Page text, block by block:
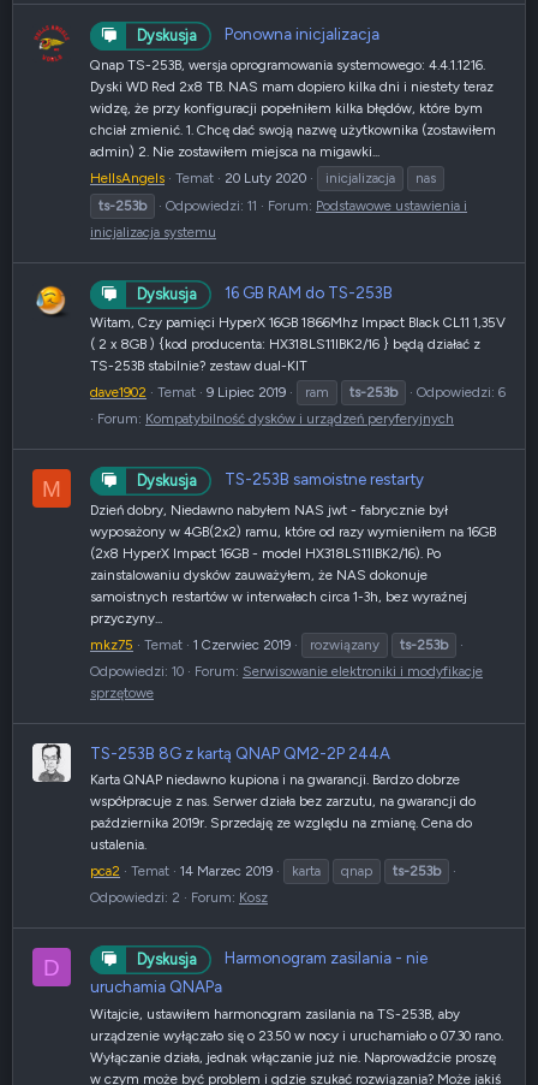
Dyskusja Ponowna inicjalizacja
Qnap TS-253B, wersja oprogramowania systemowego: 4.4.1.1216.
Dyski WD Red 2x8 TB. NAS mam dopiero kilka dni i niestety teraz
widzę, że przy konfiguracji popełniłem kilka błędów, które bym
chciał zmienić. 1. Chcę dać swoją nazwę użytkownika (zostawiłem
admin) 2. Nie zostawiłem miejsca na migawki...
HellsAngels
Temat 20 Luty 2020 inicjalizacja
nas
ts-253b
Odpowiedzi: 11 Forum: Podstawowe ustawienia i
inicjalizacja systemu
Dyskusja 16 GB RAM do TS-253B
Witam, Czy pamięci HyperX 16GB 1866Mhz Impact Black CL11 1,35V
( 2 x 8GB ) {kod producenta: HX318LS11IBK2/16 } będą działać z
TS-253B stabilnie? zestaw dual-KIT
dave1902
Temat 9 Lipiec 2019 ram ts-253b
Odpowiedzi: 6
Forum: Kompatybilność dysków i urządzeń peryferyjnych
M Dyskusja TS-253B samoistne restarty
Dzień dobry, Niedawno nabyłem NAS jwt - fabrycznie był
wyposażony w 4GB(2x2) ramu, które od razy wymieniłem na 16GB
(2x8 HyperX Impact 16GB - model HX318LS11IBK2/16). Po
zainstalowaniu dysków zauważyłem, że NAS dokonuje
samoistnych restartów w interwałach circa 1-3h, bez wyraźnej
przyczyny...
mkz75
Temat 1 Czerwiec 2019 rozwiązany
ts-253b
Odpowiedzi: 10
Forum: Serwisowanie elektroniki i modyfikacje
sprzętowe
TS-253B 8G z kartą QNAP QM2-2P 244A
Karta QNAP niedawno kupiona i na gwarancji. Bardzo dobrze
współpracuje z nas. Serwer działa bez zarzutu, na gwarancji do
października 2019r. Sprzedaję ze względu na zmianę. Cena do
ustalenia.
pca2
Temat 14 Marzec 2019 karta qnap
ts-253b
Odpowiedzi: 2
Forum: Kosz
D Dyskusja
Harmonogram zasilania - nie
uruchamia QNAPa
Witajcie, ustawiłem harmonogram zasilania na TS-253B, aby
urządzenie wyłączało się o 23.50 w nocy i uruchamiało o 07.30 rano.
Wyłączanie działa, jednak włączanie już nie. Naprowadźcie proszę
w czym może być problem i gdzie szukać rozwiązania? Może jakiś